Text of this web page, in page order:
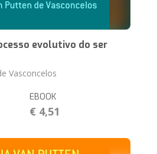
evolutivo do ser
Vasconcelos
EBOOK
€ 4,51